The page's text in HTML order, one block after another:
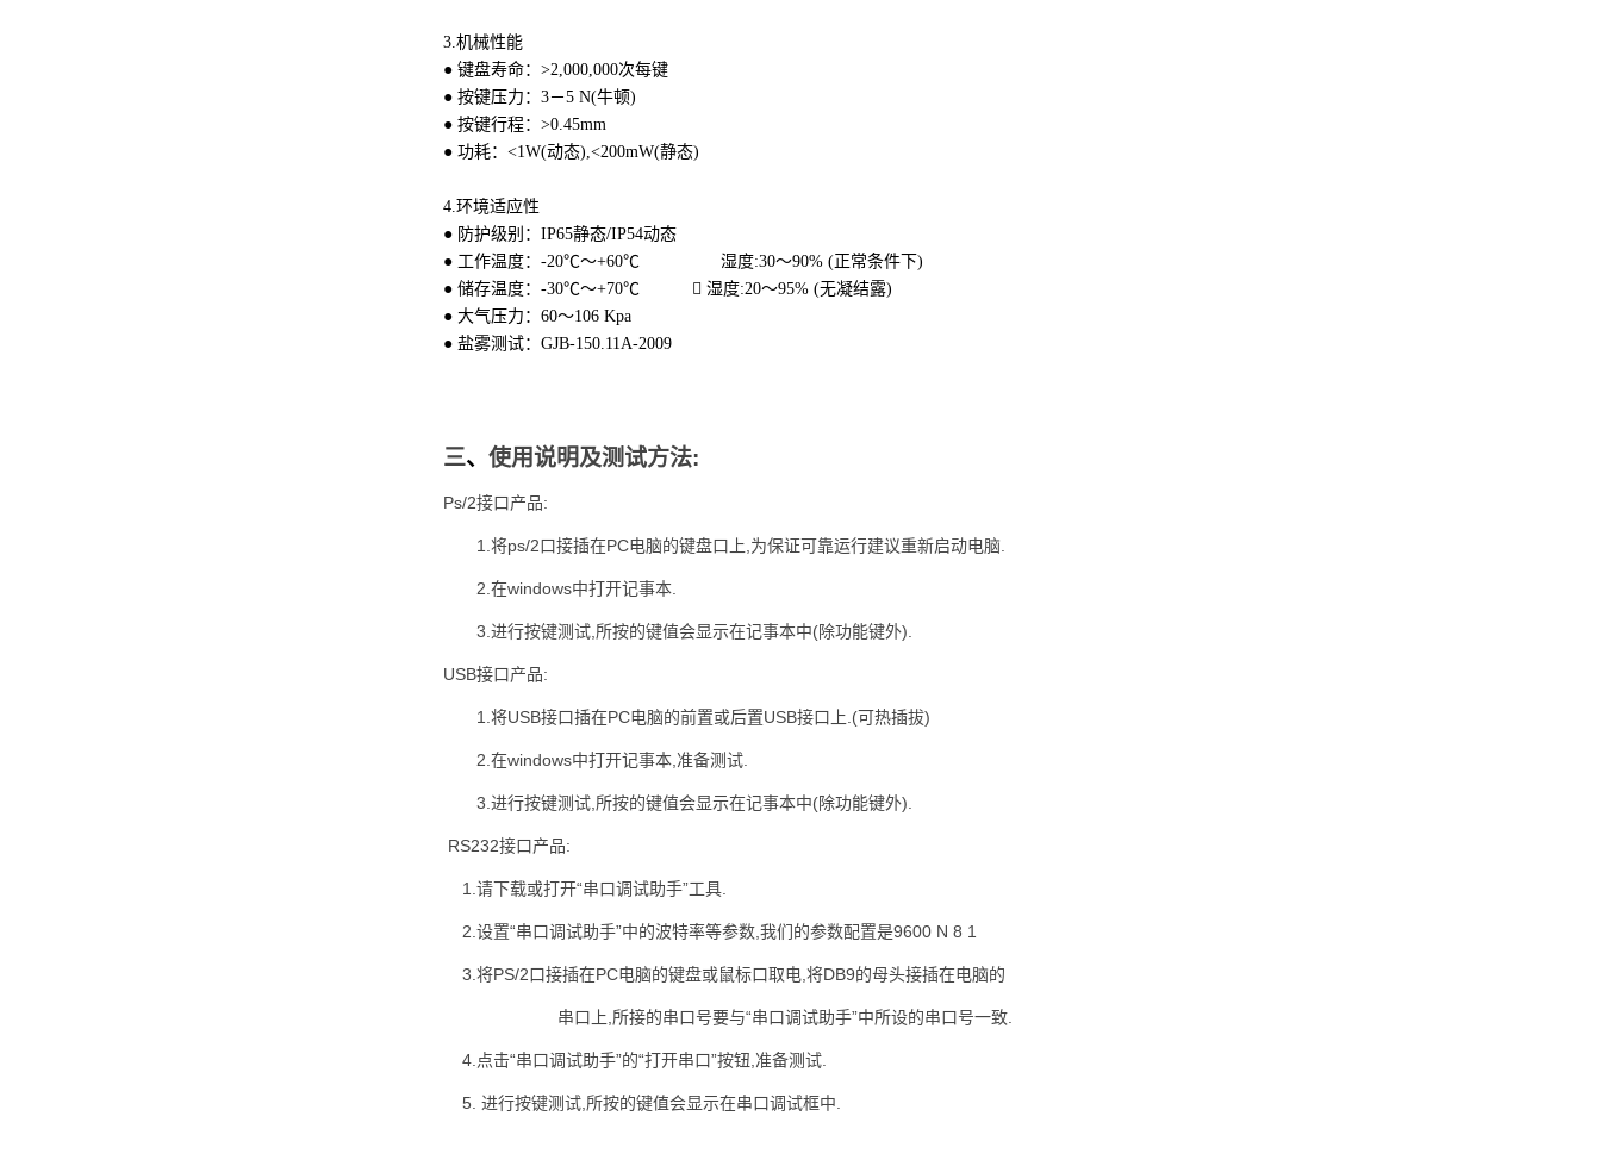
3.机械性能
● 键盘寿命：>2,000,000次每键
● 按键压力：3－5 N(牛顿)
● 按键行程：>0.45mm
● 功耗：<1W(动态),<200mW(静态)
4.环境适应性
● 防护级别：IP65静态/IP54动态
● 工作温度：-20℃～+60℃ 湿度:30～90% (正常条件下)
● 储存温度：-30℃～+70℃  湿度:20～95% (无凝结露)
● 大气压力：60～106 Kpa
● 盐雾测试：GJB-150.11A-2009
三、 使用说明及测试方法:
Ps/2接口产品:
1.将ps/2口接插在PC电脑的键盘口上,为保证可靠运行建议重新启动电脑.
2.在windows中打开记事本.
3.进行按键测试,所按的键值会显示在记事本中(除功能键外).
USB接口产品:
1.将USB接口插在PC电脑的前置或后置USB接口上.(可热插拔)
2.在windows中打开记事本,准备测试.
3.进行按键测试,所按的键值会显示在记事本中(除功能键外).
RS232接口产品:
1.请下载或打开“串口调试助手”工具.
2.设置“串口调试助手”中的波特率等参数,我们的参数配置是9600 N 8 1
3.将PS/2口接插在PC电脑的键盘或鼠标口取电,将DB9的母头接插在电脑的
串口上,所接的串口号要与“串口调试助手”中所设的串口号一致.
4.点击“串口调试助手”的“打开串口”按钮,准备测试.
5. 进行按键测试,所按的键值会显示在串口调试框中.